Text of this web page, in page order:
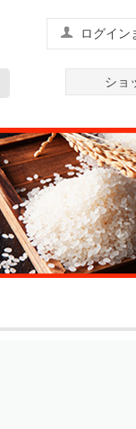
ログイン
ショ